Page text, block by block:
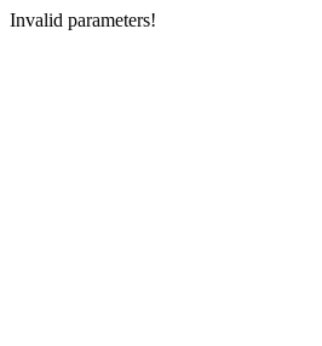
Invalid parameters!